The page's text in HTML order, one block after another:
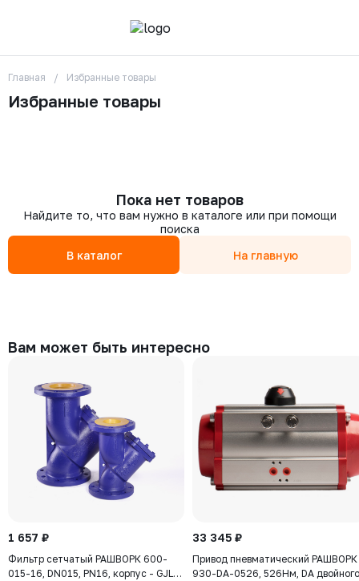
О компании
Контакты
Бренды
Вопрос-ответ
Гарантии
Новости
Реквизиты
Одинцово, Внуковская 9, пав. 31
Пункт выдачи заказов
Главная Избранные товары
Избранные товары
Пока нет товаров
Найдите то, что вам нужно в каталоге или при помощи
поиска
В каталог
На главную
Вам может быть интересно
1 657 ₽
Фильтр сетчатый РАШВОРК 600-
015-16, DN015, PN16, корпус - GJL-
33 345 ₽
Привод пневматический РАШВОРК
930-DA-0526, 526Нм, DA двойного